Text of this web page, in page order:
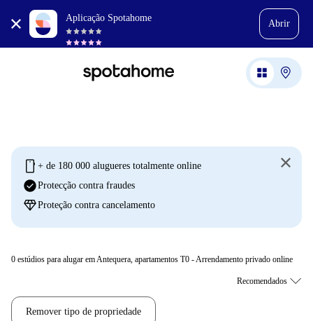
Aplicação Spotahome
Abrir
mobile + de 180 000 alugueres totalmente online
check_circleProtecção contra fraudes
diamondProteção contra cancelamento
0 estúdios para alugar em Antequera, apartamentos T0 - Arrendamento privado online
Remover tipo de propriedade